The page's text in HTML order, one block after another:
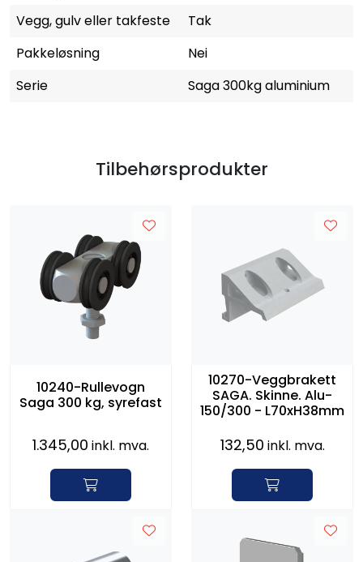
Vegg, gulv eller takfeste
Tak
Pakkeløsning
Nei
Serie
Saga 300kg aluminium
Tilbehørsprodukter
10240-Rullevogn
Saga 300 kg, syrefast
1.345,00 inkl. mva.
10270-Veggbrakett
SAGA. Skinne. Alu-
150/300 - L70xH38mm
132,50 inkl. mva.